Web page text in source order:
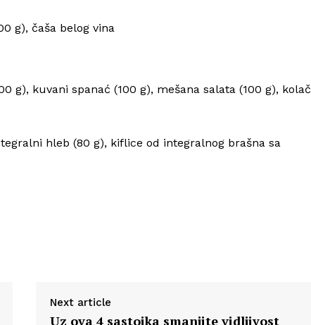
g), čaša belog vina
g), kuvani spanać (100 g), mešana salata (100 g), kolač
hleb (80 g), kiflice od integralnog brašna sa
Next article
Uz ova 4 sastojka smanjite vidljivost